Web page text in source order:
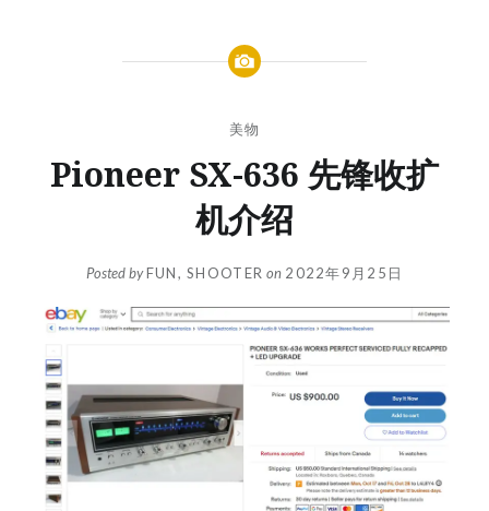
美物
Pioneer SX-636 先锋收扩
机介绍
Posted byFUN, SHOOTER on 2022年9月25日